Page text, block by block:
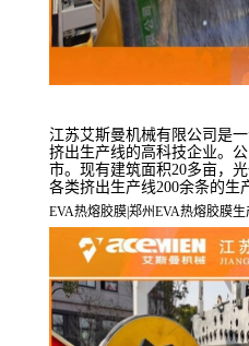
江苏艾斯曼机械有限公司是
挤出生产线的高科技企业。
市。现有建筑面积20多亩，
各类挤出生产线200余条的生
EVA热熔胶膜郑州EVA热熔胶膜生